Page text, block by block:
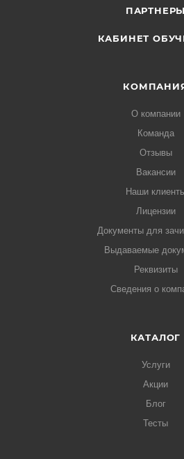
ПАРТНЕРЫ
КАБИНЕТ
О компании
Команда
Отзывы
Вакансии
Наши
Лицензии
Документы для
Выдаваемые
Реквизиты
Сведения о
КАТАЛОГ
Услуги
Акции
Блог
Тесты